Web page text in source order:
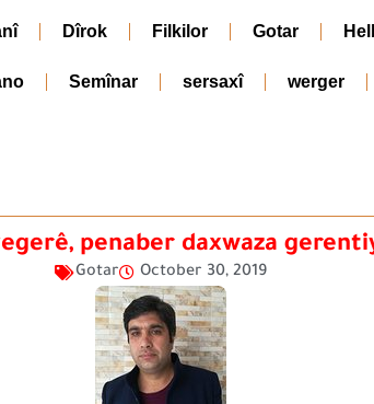
Dîrok Filkilor Gotar
Semînar sersaxî werger
penaber daxwaza
Gotar October 30, 2019